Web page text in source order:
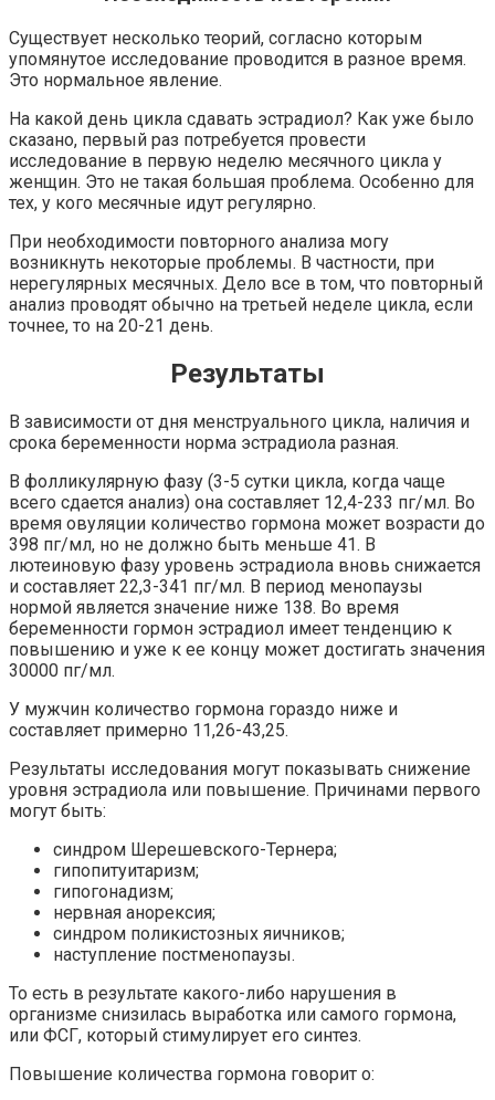
Существует несколько теорий, согласно которым
упомянутое исследование проводится в разное время.
Это нормальное явление.
На какой день цикла сдавать эстрадиол? Как уже было
сказано, первый раз потребуется провести
исследование в первую неделю месячного цикла у
женщин. Это не такая большая проблема. Особенно для
тех, у кого месячные идут регулярно.
При необходимости повторного анализа могу
возникнуть некоторые проблемы. В частности, при
нерегулярных месячных. Дело все в том, что повторный
анализ проводят обычно на третьей неделе цикла, если
точнее, то на 20-21 день.
Результаты
В зависимости от дня менструального цикла, наличия и
срока беременности норма эстрадиола разная.
В фолликулярную фазу (3-5 сутки цикла, когда чаще
всего сдается анализ) она составляет 12,4-233 пг/мл. Во
время овуляции количество гормона может возрасти до
398 пг/мл, но не должно быть меньше 41. В
лютеиновую фазу уровень эстрадиола вновь снижается
и составляет 22,3-341 пг/мл. В период менопаузы
нормой является значение ниже 138. Во время
беременности гормон эстрадиол имеет тенденцию к
повышению и уже к ее концу может достигать значения
30000 пг/мл.
У мужчин количество гормона гораздо ниже и
составляет примерно 11,26-43,25.
Результаты исследования могут показывать снижение
уровня эстрадиола или повышение. Причинами первого
могут быть:
синдром Шерешевского-Тернера;
гипопитуитаризм;
гипогонадизм;
нервная анорексия;
синдром поликистозных яичников;
наступление постменопаузы.
То есть в результате какого-либо нарушения в
организме снизилась выработка или самого гормона,
или ФСГ, который стимулирует его синтез.
Повышение количества гормона говорит о: